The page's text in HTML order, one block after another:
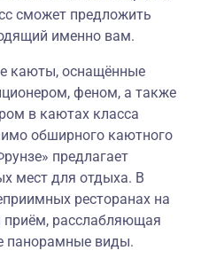
сможет предложить
именно вам.
каюты, оснащённые
феном, а также
в каютах класса
обширного каютного
предлагает
мест для отдыха. В
ресторанах на
приём, расслабляющая
панорамные виды.